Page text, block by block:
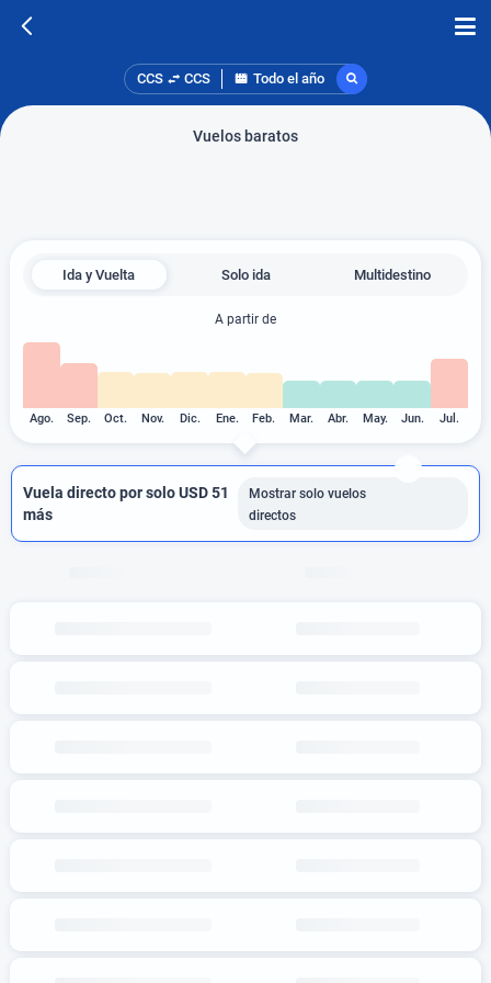
CCS CCS Todo el año
Vuelos baratos
Ida y Vuelta Solo ida Multidestino
A partir de
Ago. Sep. Oct. Nov. Dic. Ene. Feb. Mar. Abr. May. Jun. Jul.
Vuela directo por solo USD 51
más
Mostrar solo vuelos
directos